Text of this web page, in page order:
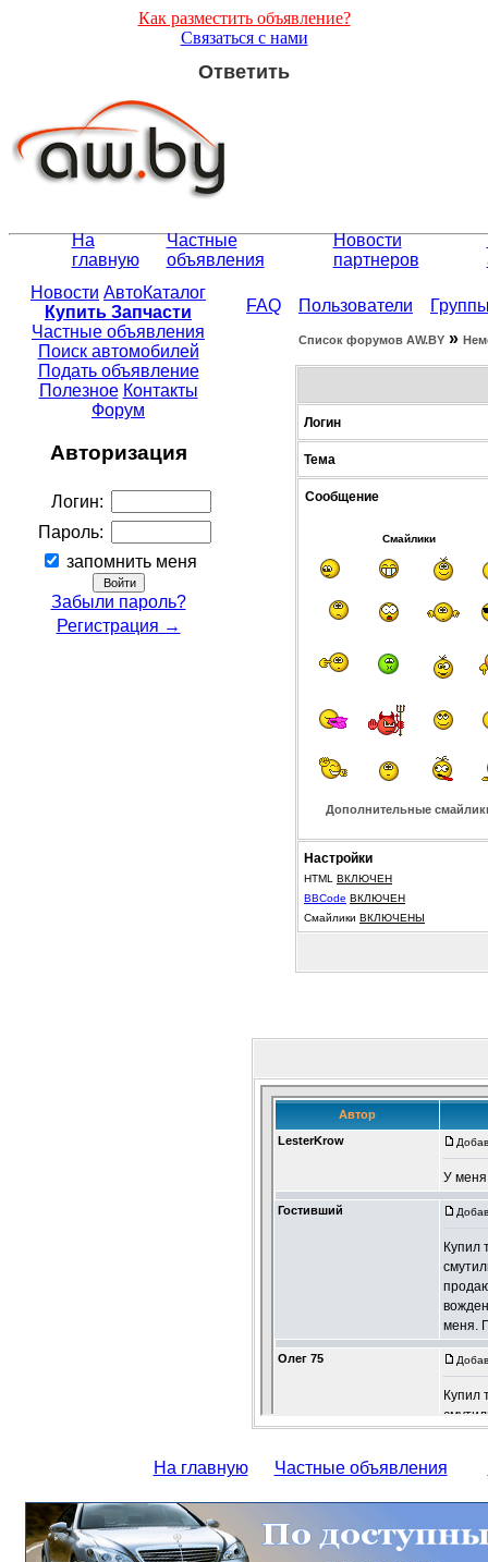
Как разместить объявление?
Связаться с нами
Ответить
На
главную
Частные
объявления
Новости
партнеров
Новости АвтоКаталог
Купить Запчасти
Частные объявления
Поиск автомобилей
Подать объявление
Полезное Контакты
Форум
Авторизация
Логин:
Пароль:
запомнить меня
Забыли пароль?
Регистрация →
FAQ Пользователи
Список форумов АW.BY »
Логин
Тема
Сообщение
Смайлики
Дополнительные
Настройки
HTML ВКЛЮЧЕН
BBCode ВКЛЮЧЕН
Смайлики ВКЛЮЧЕНЫ
На главную Частные объявления